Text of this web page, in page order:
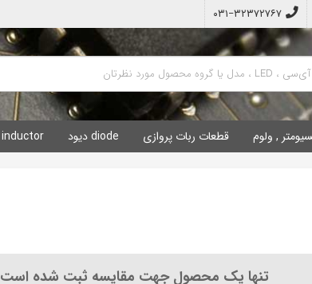
۰۳۱−۳۲۳۷۲۷۶۷
, ولوم قطعات ربات پروازی diode دیود inductor سلف
تنها یک محصول جهت مقایسه ثبت شده است